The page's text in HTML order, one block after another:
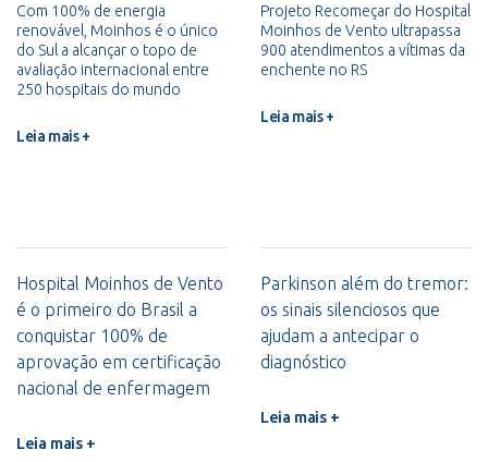
Com 100% de energia
renovável, Moinhos é o único
do Sul a alcançar o topo de
avaliação internacional entre
250 hospitais do mundo
Leia mais +
Projeto Recomeçar do Hospital
Moinhos de Vento ultrapassa
900 atendimentos a vítimas da
enchente no RS
Leia mais +
Hospital Moinhos de Vento
é o primeiro do Brasil a
conquistar 100% de
aprovação em certificação
nacional de enfermagem
Leia mais +
Parkinson além do tremor:
os sinais silenciosos que
ajudam a antecipar o
diagnóstico
Leia mais +